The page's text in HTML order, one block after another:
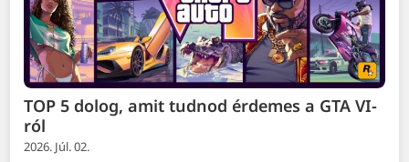
TOP 5 dolog, amit tudnod érdemes a GTA VI-
ról
2026. Júl. 02.